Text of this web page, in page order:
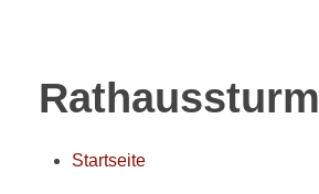
Rathaussturm
Startseite